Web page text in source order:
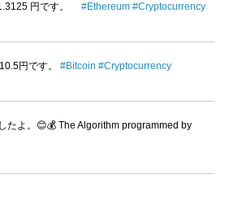
円です。 #Ethereum #Cryptocurrency
円です。 #Bitcoin #Cryptocurrency
たよ。😊💰 The Algorithm programmed by